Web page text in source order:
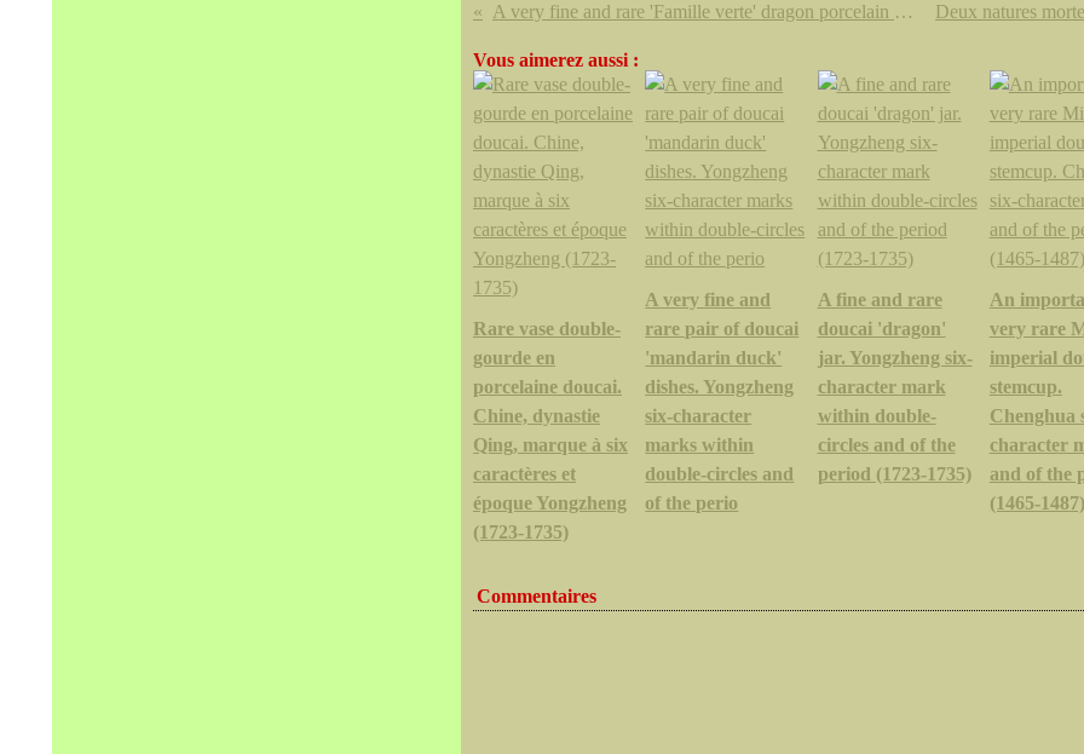
A very fine and rare 'Famille verte' dragon porcelain plate, China, blossom mark, Kangxi period.
Vous aimerez aussi :
Rare vase double-
gourde en
porcelaine doucai.
Chine, dynastie
Qing, marque à six
caractères et
époque Yongzheng
(1723-1735)
A very fine and
rare pair of doucai
'mandarin duck'
dishes. Yongzheng
six-character
marks within
double-circles and
of the perio
A fine and rare
doucai 'dragon'
jar. Yongzheng six-
character mark
within double-
circles and of the
period (1723-1735)
An
very rare
imperial
stemcup.
Chenghua
character
and of the
(1465-1487)
Commentaires